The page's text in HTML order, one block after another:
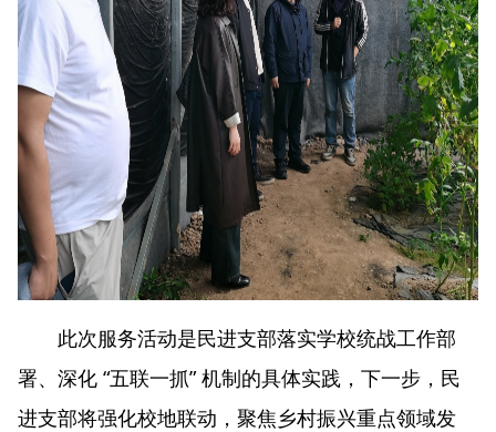
此次服务活动是民进支部落实学校统战工作部
署、深化 “五联一抓” 机制的具体实践，下一步，民
进支部将强化校地联动，聚焦乡村振兴重点领域发